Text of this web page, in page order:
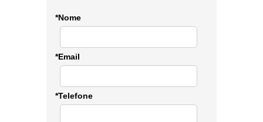
*Nome
*Email
*Telefone